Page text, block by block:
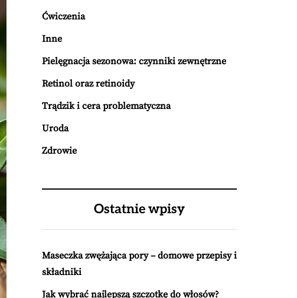
Ćwiczenia
Inne
Pielęgnacja sezonowa: czynniki zewnętrzne
Retinol oraz retinoidy
Trądzik i cera problematyczna
Uroda
Zdrowie
Ostatnie wpisy
Maseczka zwężająca pory – domowe przepisy i
składniki
Jak wybrać najlepszą szczotkę do włosów?